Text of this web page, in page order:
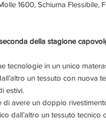
1600, Schiuma Flessibile,
della stagione
tecnologie in un unico
un tessuto con nuova
estivi.
di avere un doppio
dall’altro un tessuto tecnico